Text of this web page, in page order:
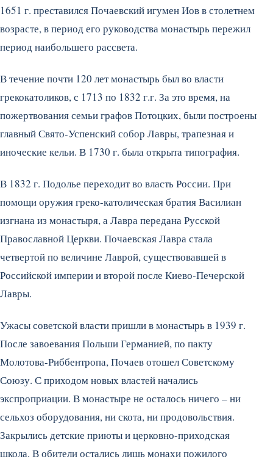
1651 г. преставился Почаевский игумен Иов в столетнем
возрасте, в период его руководства монастырь пережил
период наибольшего рассвета.
В течение почти 120 лет монастырь был во власти
грекокатоликов, с 1713 по 1832 г.г. За это время, на
пожертвования семьи графов Потоцких, были построены
главный Свято-Успенский собор Лавры, трапезная и
иноческие кельи. В 1730 г. была открыта типография.
В 1832 г. Подолье переходит во власть России. При
помощи оружия греко-католическая братия Василиан
изгнана из монастыря, а Лавра передана Русской
Православной Церкви. Почаевская Лавра стала
четвертой по величине Лаврой, существовавшей в
Российской империи и второй после Киево-Печерской
Лавры.
Ужасы советской власти пришли в монастырь в 1939 г.
После завоевания Польши Германией, по пакту
Молотова-Риббентропа, Почаев отошел Советскому
Союзу. С приходом новых властей начались
экспроприации. В монастыре не осталось ничего – ни
сельхоз оборудования, ни скота, ни продовольствия.
Закрылись детские приюты и церковно-приходская
школа. В обители остались лишь монахи пожилого